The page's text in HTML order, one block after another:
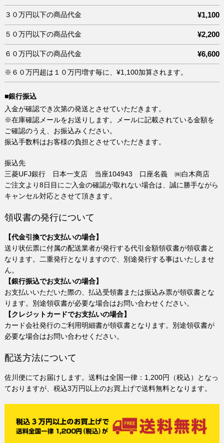
３０万円以下の商品代金 ¥1,100
５０万円以下の商品代金 ¥2,200
６０万円以下の商品代金 ¥6,600
※６０万円超は１０万円増す毎に、¥1,100加算されます。
■銀行振込
入金が確認でき次第の発送とさせていただきます。
※在庫確認メールをお送りします。メールに記載されている金額を
ご確認のうえ、お振込みください。
振込手数料はお客様の負担とさせていただきます。
振込先
三菱UFJ銀行 日本一支店 当座104943 口座名義 ㈱白木商店
ご注文より8日目にご入金の確認が取れない場合は、誠に勝手ながら
キャンセル対応とさせて頂きます。
領収書の発行について
【代金引換でお支払いの場合】
送り状伝票に付属の配送業者が発行する代引金額領収書が領収書と
なります。二重発行となりますので、別途発行する事はいたしませ
ん。
【銀行振込でお支払いの場合】
お支払いいただいた際の、払込受領書または振込み票が領収書とな
ります。別途領収書が必要な場合はお問い合わせください。
【クレジットカードでお支払いの場合】
カード会社発行のご利用明細書が領収書となります。別途領収書が
必要な場合はお問い合わせください。
配送方法について
佐川便にてお届けします。送料は全国一律：1,200円（税込）となっ
ておりますが、税込3万円以上のお買上げで送料無料となります。